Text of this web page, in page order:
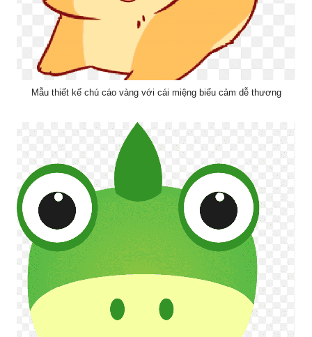
Mẫu thiết kế chú cáo vàng với cái miệng biểu cảm dễ thương